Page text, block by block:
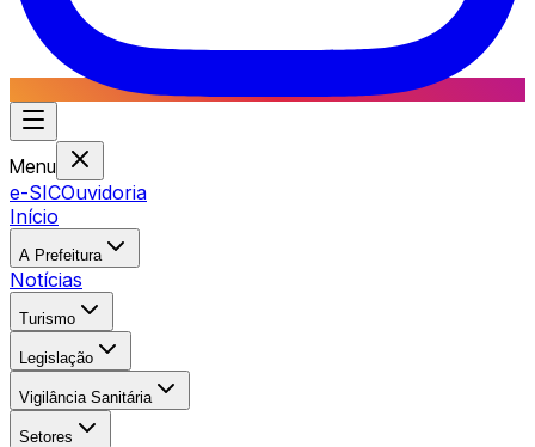
Menu
e-SICOuvidoria
Início
A Prefeitura
Notícias
Turismo
Legislação
Vigilância Sanitária
Setores